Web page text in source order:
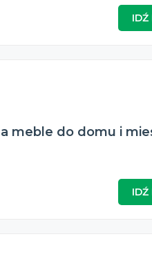
IDŹ
meble do domu i
IDŹ